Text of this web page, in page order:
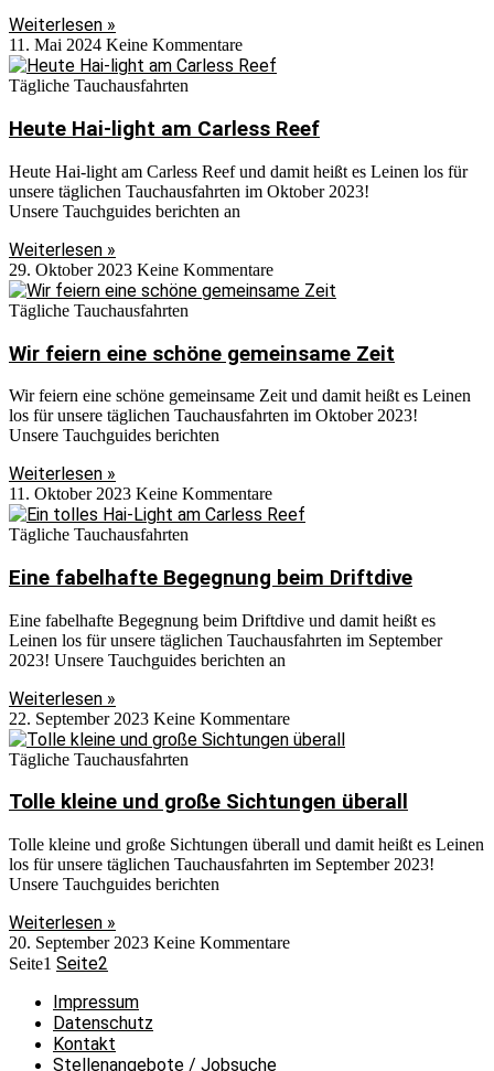
Weiterlesen »
11. Mai 2024 Keine Kommentare
Tägliche Tauchausfahrten
Heute Hai-light am Carless Reef
Heute Hai-light am Carless Reef und damit heißt es Leinen los für
unsere täglichen Tauchausfahrten im Oktober 2023!
Unsere Tauchguides berichten an
Weiterlesen »
29. Oktober 2023 Keine Kommentare
Tägliche Tauchausfahrten
Wir feiern eine schöne gemeinsame Zeit
Wir feiern eine schöne gemeinsame Zeit und damit heißt es Leinen
los für unsere täglichen Tauchausfahrten im Oktober 2023!
Unsere Tauchguides berichten
Weiterlesen »
11. Oktober 2023 Keine Kommentare
Tägliche Tauchausfahrten
Eine fabelhafte Begegnung beim Driftdive
Eine fabelhafte Begegnung beim Driftdive und damit heißt es
Leinen los für unsere täglichen Tauchausfahrten im September
2023! Unsere Tauchguides berichten an
Weiterlesen »
22. September 2023 Keine Kommentare
Tägliche Tauchausfahrten
Tolle kleine und große Sichtungen überall
Tolle kleine und große Sichtungen überall und damit heißt es Leinen
los für unsere täglichen Tauchausfahrten im September 2023!
Unsere Tauchguides berichten
Weiterlesen »
20. September 2023 Keine Kommentare
Seite1 Seite2
Impressum
Datenschutz
Kontakt
Stellenangebote / Jobsuche